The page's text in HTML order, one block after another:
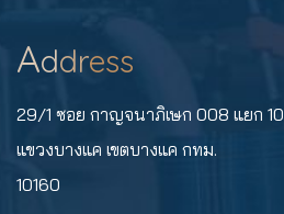
Address
29/1 ซอย กาญจนาภิเษก 008 แยก 10
แขวงบางแค เขตบางแค กทม.
10160